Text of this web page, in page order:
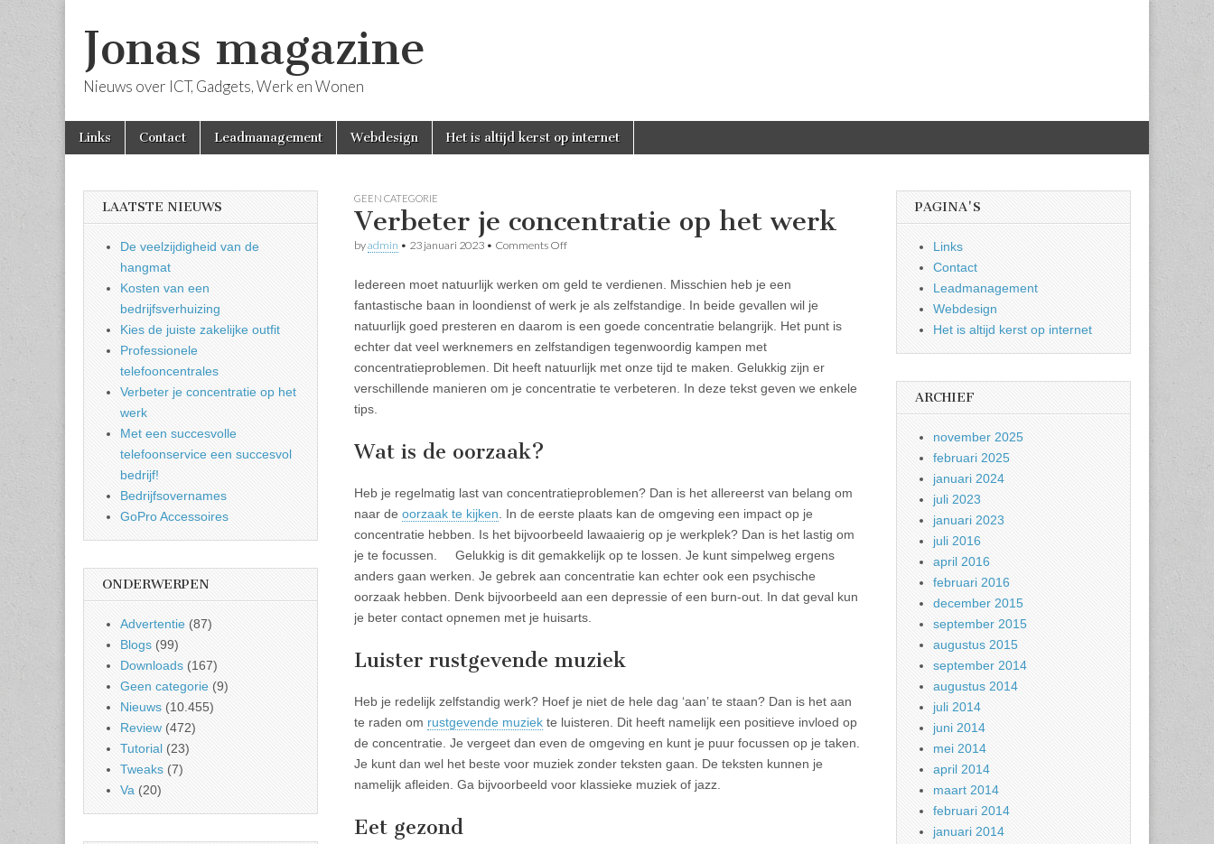
Jonas magazine
Nieuws over ICT, Gadgets, Werk en Wonen
Main
menu
Skip
Links Contact Leadmanagement Webdesign Het is altijd kerst op internet
GEEN CATEGORIE
Verbeter je concentratie op het werk
byadmin • 23 januari 2023 • Comments Offon
concentratie
op
het
werk
Iedereen moet natuurlijk werken om geld te verdienen. Misschien heb je een
fantastische baan in loondienst of werk je als zelfstandige. In beide gevallen wil je
natuurlijk goed presteren en daarom is een goede concentratie belangrijk. Het punt is
echter dat veel werknemers en zelfstandigen tegenwoordig kampen met
concentratieproblemen. Dit heeft natuurlijk met onze tijd te maken. Gelukkig zijn er
verschillende manieren om je concentratie te verbeteren. In deze tekst geven we enkele
tips.
Wat is de oorzaak?
Heb je regelmatig last van concentratieproblemen? Dan is het allereerst van belang om
naar de oorzaak te kijken. In de eerste plaats kan de omgeving een impact op je
concentratie hebben. Is het bijvoorbeeld lawaaierig op je werkplek? Dan is het lastig om
je te focussen. Gelukkig is dit gemakkelijk op te lossen. Je kunt simpelweg ergens
anders gaan werken. Je gebrek aan concentratie kan echter ook een psychische
oorzaak hebben. Denk bijvoorbeeld aan een depressie of een burn-out. In dat geval kun
je beter contact opnemen met je huisarts.
Luister rustgevende muziek
Heb je redelijk zelfstandig werk? Hoef je niet de hele dag ‘aan’ te staan? Dan is het aan
te raden om rustgevende muziek te luisteren. Dit heeft namelijk een positieve invloed op
de concentratie. Je vergeet dan even de omgeving en kunt je puur focussen op je taken.
Je kunt dan wel het beste voor muziek zonder teksten gaan. De teksten kunnen je
namelijk afleiden. Ga bijvoorbeeld voor klassieke muziek of jazz.
Eet gezond
LAATSTE NIEUWS
De veelzijdigheid van de
hangmat
Kosten van een
bedrijfsverhuizing
Kies de juiste zakelijke outfit
Professionele
telefooncentrales
Verbeter je concentratie op het
werk
Met een succesvolle
telefoonservice een succesvol
bedrijf!
Bedrijfsovernames
GoPro Accessoires
ONDERWERPEN
Advertentie (87)
Blogs (99)
Downloads (167)
Geen categorie (9)
Nieuws (10.455)
Review (472)
Tutorial (23)
Tweaks (7)
Va (20)
PAGINA'S
Links
Contact
Leadmanagement
Webdesign
Het is altijd kerst op internet
ARCHIEF
november 2025
februari 2025
januari 2024
juli 2023
januari 2023
juli 2016
april 2016
februari 2016
december 2015
september 2015
augustus 2015
september 2014
augustus 2014
juli 2014
juni 2014
mei 2014
april 2014
maart 2014
februari 2014
januari 2014